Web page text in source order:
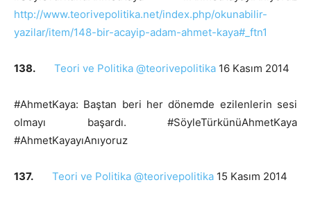
http://www.teorivepolitika.net/index.php/okunabilir-
yazilar/item/148-bir-acayip-adam-ahmet-kaya#_ftn1
138. Teori ve Politika @teorivepolitika 16 Kasım 2014
#AhmetKaya: Baştan beri her dönemde ezilenlerin sesi
olmayı başardı. #SöyleTürkünüAhmetKaya
#AhmetKayayıAnıyoruz
137. Teori ve Politika @teorivepolitika 15 Kasım 2014